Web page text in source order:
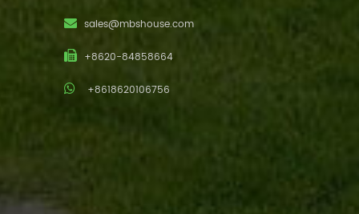
sales@mbshouse.com
+8620-84858664
+8618620106756